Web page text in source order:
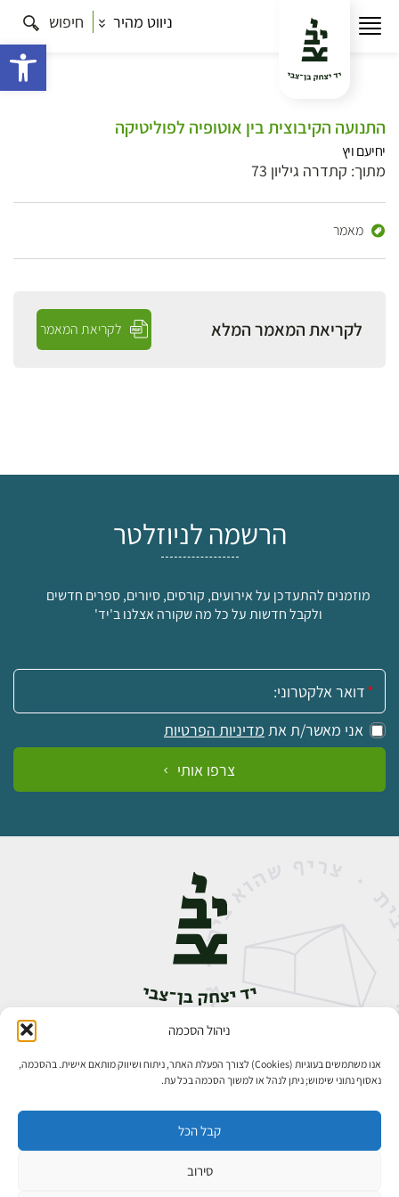
ניהול הסכמה
אנו משתמשים בעוגיות (Cookies) לצורך הפעלת האתר, ניתוח ושיווק מותאם אישית. בהסכמה,
נאסוף נתוני שימוש; ניתן לנהל או למשוך הסכמה בכל עת.
קבל הכל
סירוב
ניווט מהיר חיפוש
התנועה הקיבוצית בין אוטופיה לפוליטיקה
יחיעם ויץ
מתוך: קתדרה גיליון 73
מאמר
לקריאת המאמר המלא לקריאת המאמר
הרשמה לניוזלטר
מוזמנים להתעדכן על אירועים, קורסים, סיורים, ספרים חדשים
ולקבל חדשות על כל מה שקורה אצלנו ב'יד'
אימייל:
אני מאשר/ת את מדיניות הפרטיות
צרפו אותי
אבן גבירול 14, רחביה, ירושלים